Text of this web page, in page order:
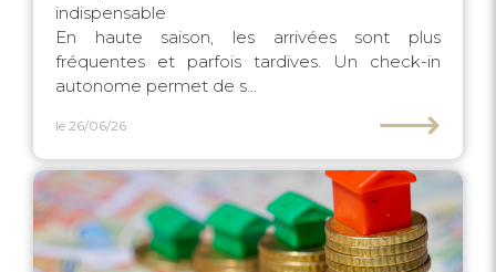
indispensable
En haute saison, les arrivées sont plus
fréquentes et parfois tardives. Un check-in
autonome permet de s...
le 26/06/26 ⟶